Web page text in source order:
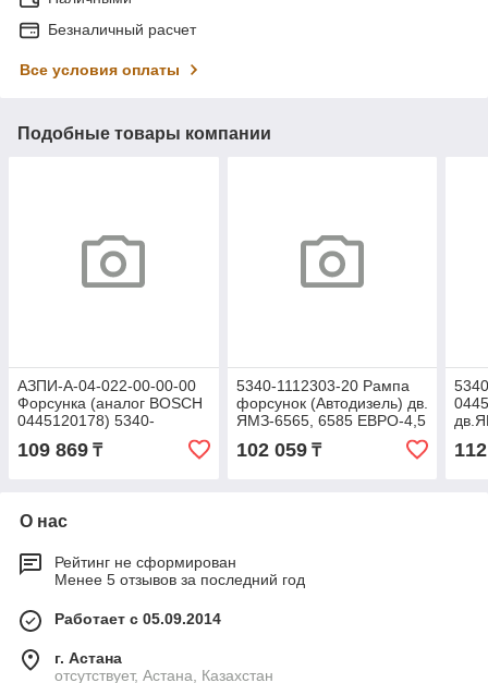
Безналичный расчет
Все условия оплаты
Подобные товары компании
АЗПИ-А-04-022-00-00-00
Форсунка (аналог BOSCH
0445120178) 5340-
1112010 дв.ЯМЗ-534,536
ЕВРО-4 (АЗПИ)
109 869 ₸
5340-1112303-20 Рампа
форсунок (Автодизель) дв.
ЯМЗ-6565, 6585 ЕВРО-4,5
102 059₸
О нас
Рейтинг не сформирован
Менее 5 отзывов за последний год
Работает с 05.09.2014
г. Астана
отсутствует, Астана, Казахстан